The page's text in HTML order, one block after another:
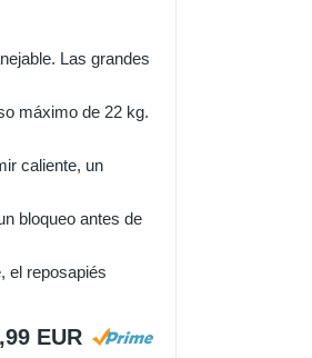
Las grandes
máximo de 22 kg.
caliente, un
bloqueo antes de
el reposapiés
EUR